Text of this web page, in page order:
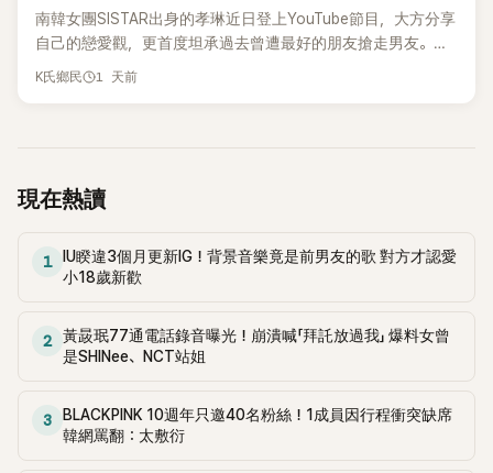
南韓女團SISTAR出身的孝琳近日登上YouTube節目，大方分享
自己的戀愛觀，更首度坦承過去曾遭最好的朋友搶走男友。她
表示，當時選擇瀟灑放手，但如果同樣的事情現在再發生，「我
K氏鄉民 1 天前
現在熱讀
1
IU睽違3個月更新IG！背景音樂竟是前男友的歌 對方才認愛
小18歲新歡
2
黃晸珉77通電話錄音曝光！崩潰喊「拜託放過我」 爆料女曾
是SHINee、NCT站姐
3
BLACKPINK 10週年只邀40名粉絲！1成員因行程衝突缺席
韓網罵翻：太敷衍